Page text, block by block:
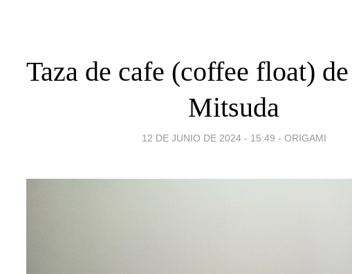
Taza de cafe (coffee float)
Mitsuda
12 DE JUNIO DE 2024 - 15:49 - ORIGAMI